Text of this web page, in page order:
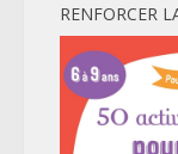
RENFORCER